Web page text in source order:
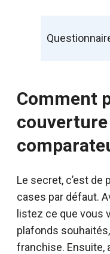
Comment
couverture
Le secret, c’est de
cases par défaut.
listez ce que vous
plafonds
franchise. Ensuite,